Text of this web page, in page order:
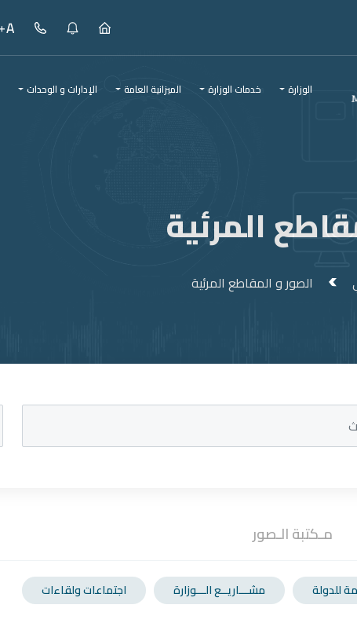
الوزارة خدمات الوزارة الميزانية العامة الإدارات و الوحدات
المرئية
الصور و المقاطع المرئية
مـكتبة الـصور
للدولة مشـــاريــع الـــوزارة اجتماعات ولقاءات